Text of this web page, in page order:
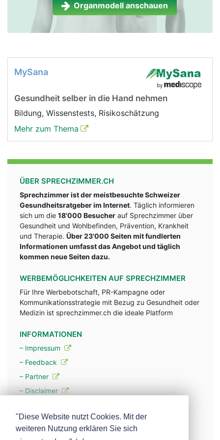
Organmodell anschauen
MySana
Gesundheit selber in die Hand nehmen
Bildung, Wissenstests, Risikoschätzung
Mehr zum Thema
ÜBER SPRECHZIMMER.CH
Sprechzimmer ist der meistbesuchte Schweizer
Gesundheitsratgeber im Internet. Täglich informieren
sich um die 18'000 Besucher auf Sprechzimmer über
Gesundheit und Wohlbefinden, Prävention, Krankheit
und Therapie. Über 23'000 Seiten mit fundlerten
Informationen umfasst das Angebot und täglich
kommen neue Seiten dazu.
WERBEMÖGLICHKEITEN AUF SPRECHZIMMER
Für Ihre Werbebotschaft, PR-Kampagne oder
Kommunikationsstrategie mit Bezug zu Gesundheit oder
Medizin ist sprechzimmer.ch die ideale Platform
INFORMATIONEN
– Impressum
– Feedback
– Partner
– Disclaimer
– Werbung
"Diese Website nutzt Cookies. Mit der
weiteren Nutzung erklären Sie sich